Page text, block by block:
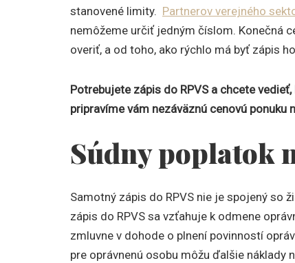
stanovené limity. Partnerov verejného
nemôžeme určiť jedným číslom. Konečná
overiť, a od toho, ako rýchlo má byť zápis
Potrebujete zápis do RPVS a chcete
pripravíme vám nezáväznú cenovú ponuku
Súdny poplatok
Samotný zápis do RPVS nie je spojený so
zápis do RPVS sa vzťahuje k odmene
zmluvne v dohode o plnení povinností
pre oprávnenú osobu môžu ďalšie náklady